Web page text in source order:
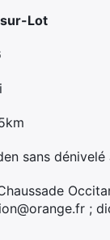
Lot
sans dénivelé
;